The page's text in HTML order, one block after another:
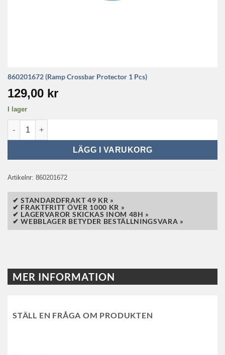
860201672 (Ramp Crossbar Protector 1 Pcs)
129,00 kr
I lager
860201672 (Ramp Crossbar Protector 1 Pcs) mängd
LÄGG I VARUKORG
Artikelnr: 860201672
✔ STANDARDFRAKT 49 KR »
✔ FRAKTFRITT ÖVER 1000 KR »
✔ LAGERVAROR SKICKAS INOM 48H »
✔ WEBBLAGER BETYDER BESTÄLLNINGSVARA »
MER INFORMATION
STÄLL EN FRÅGA OM PRODUKTEN